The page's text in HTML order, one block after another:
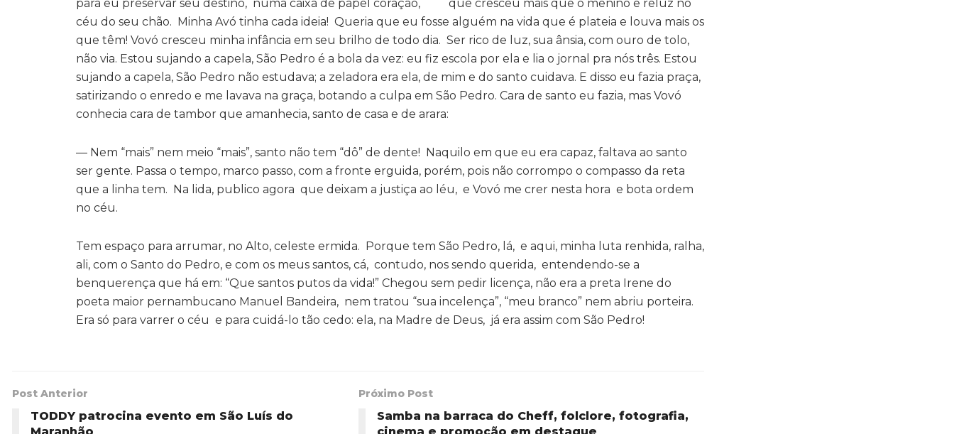
para eu preservar seu destino, numa caixa de papel coração, que cresceu mais que o menino e reluz no
céu do seu chão. Minha Avó tinha cada ideia! Queria que eu fosse alguém na vida que é plateia e louva mais os
que têm! Vovó cresceu minha infância em seu brilho de todo dia. Ser rico de luz, sua ânsia, com ouro de tolo,
não via. Estou sujando a capela, São Pedro é a bola da vez: eu fiz escola por ela e lia o jornal pra nós três. Estou
sujando a capela, São Pedro não estudava; a zeladora era ela, de mim e do santo cuidava. E disso eu fazia praça,
satirizando o enredo e me lavava na graça, botando a culpa em São Pedro. Cara de santo eu fazia, mas Vovó
conhecia cara de tambor que amanhecia, santo de casa e de arara:
— Nem “mais” nem meio “mais”, santo não tem “dô” de dente! Naquilo em que eu era capaz, faltava ao santo
ser gente. Passa o tempo, marco passo, com a fronte erguida, porém, pois não corrompo o compasso da reta
que a linha tem. Na lida, publico agora que deixam a justiça ao léu, e Vovó me crer nesta hora e bota ordem
no céu.
Tem espaço para arrumar, no Alto, celeste ermida. Porque tem São Pedro, lá, e aqui, minha luta renhida, ralha,
ali, com o Santo do Pedro, e com os meus santos, cá, contudo, nos sendo querida, entendendo-se a
benquerença que há em: “Que santos putos da vida!” Chegou sem pedir licença, não era a preta Irene do
poeta maior pernambucano Manuel Bandeira, nem tratou “sua incelença”, “meu branco” nem abriu porteira.
Era só para varrer o céu e para cuidá-lo tão cedo: ela, na Madre de Deus, já era assim com São Pedro!
Post Anterior
TODDY patrocina evento em São Luís do
Próximo Post
Samba na barraca do Cheff, folclore, fotografia,